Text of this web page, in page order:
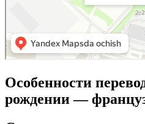
Особенности
рождении —